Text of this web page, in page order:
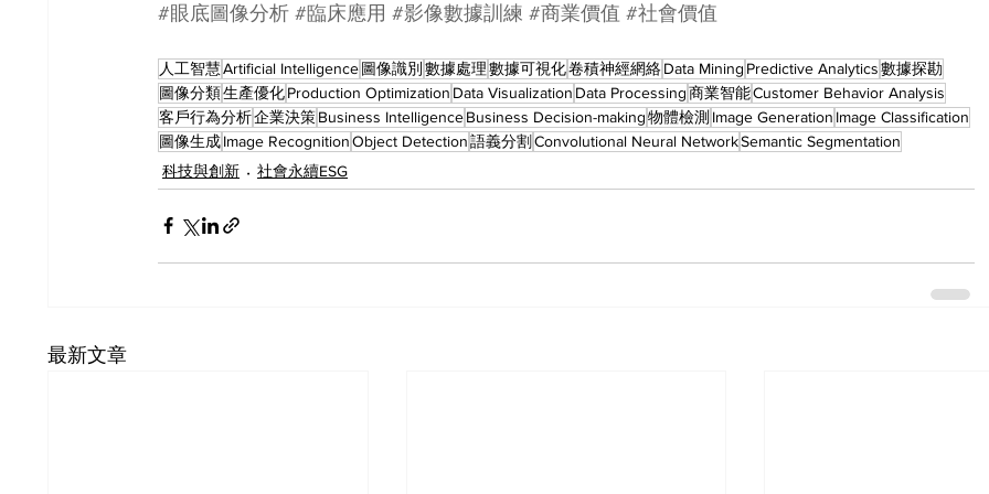
#眼底圖像分析 #臨床應用 #影像數據訓練 #商業價值 #社會價值
人工智慧Artificial Intelligence圖像識別 數據處理數據可視化卷積神經網絡Data Mining Predictive Analytics數據探勘
圖像分類生產優化Production Optimization Data Visualization Data Processing商業智能Customer Behavior Analysis
客戶行為分析企業決策Business IntelligenceBusiness Decision-making物體檢測 Image Generation Image Classification
圖像生成Image RecognitionObject Detection語義分割 Convolutional Neural NetworkSemantic Segmentation
科技與創新
社會永續ESG
最新文章